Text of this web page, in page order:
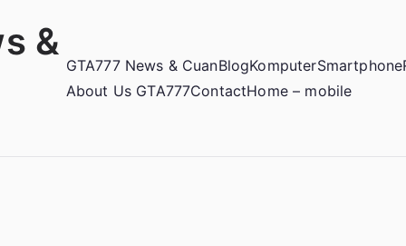
&
GTA777 News & CuanBlogKomputerSmartphone
About Us GTA777ContactHome – mobile